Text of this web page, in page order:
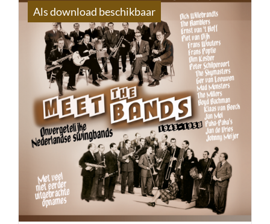
Als download beschikbaar